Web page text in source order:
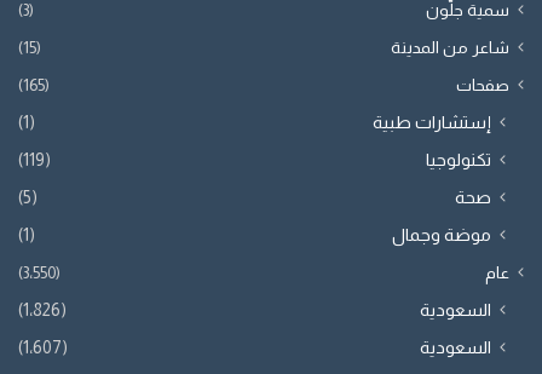
سمية جلّون (3)
شاعر من المدينة (15)
صفحات (165)
إستشارات طبية
(1)
تكنولوجيا
(119)
صحة
(5)
موضة وجمال
(1)
عام (3٬550)
السعودية
(1٬826)
السعودية
(1٬607)